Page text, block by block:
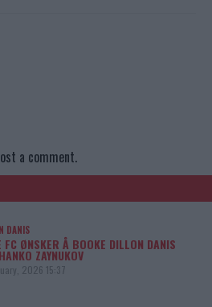
a comment.
DANIS
FC ØNSKER Å BOOKE DILLON DANIS
ZAYNUKOV
2026 15:37